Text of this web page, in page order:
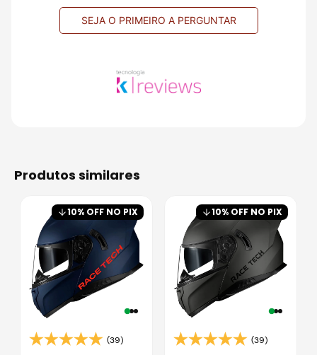
SEJA O PRIMEIRO A PERGUNTAR
produtos similares
10% OFF NO PIX
(39)
10% OFF NO PIX
(39)